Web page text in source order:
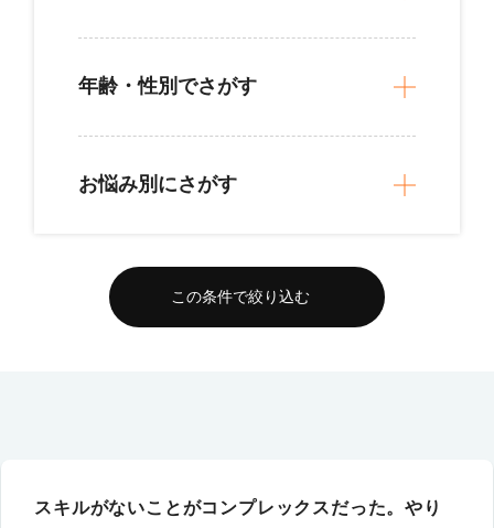
年齢・性別でさがす
お悩み別にさがす
この条件で絞り込む
スキルがないことがコンプレックスだった。やり
お問い合わせ